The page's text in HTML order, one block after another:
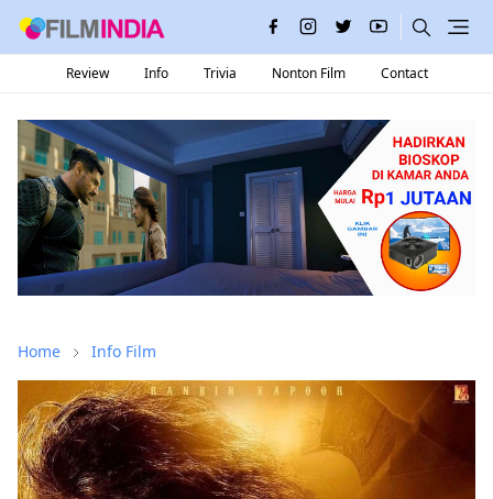
Review Info Trivia Nonton Film Contact
Home Info Film